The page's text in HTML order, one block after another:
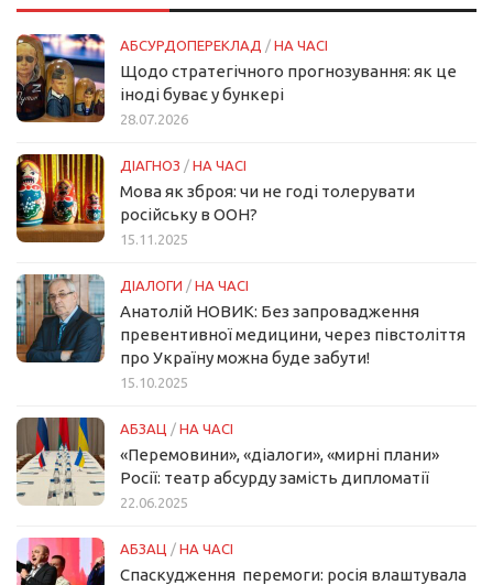
АБСУРДОПЕРЕКЛАД / НА ЧАСІ
Щодо стратегічного прогнозування: як це
іноді буває у бункері
28.07.2026
ДІАГНОЗ / НА ЧАСІ
Мова як зброя: чи не годі толерувати
російську в ООН?
15.11.2025
ДІАЛОГИ / НА ЧАСІ
Анатолій НОВИК: Без запровадження
превентивної медицини, через півстоліття
про Україну можна буде забути!
15.10.2025
АБЗАЦ / НА ЧАСІ
«Перемовини», «діалоги», «мирні плани»
Росії: театр абсурду замість дипломатії
22.06.2025
АБЗАЦ / НА ЧАСІ
Спаскудження перемоги: росія влаштувала